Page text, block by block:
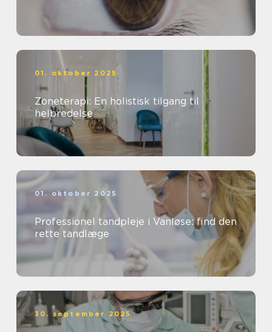
01. oktober 2025
Zoneterapi: En holistisk tilgang til
helbredelse
01. oktober 2025
Professionel tandpleje i Vanløse: find den
rette tandlæge
30. september 2025